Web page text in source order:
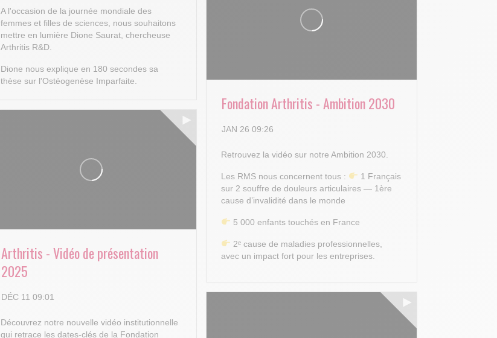
A l'occasion de la journée mondiale des
femmes et filles de sciences, nous souhaitons
mettre en lumière Dione Saurat, chercheuse
Arthritis R&D.
Dione nous explique en 180 secondes sa
thèse sur l'Ostéogenèse Imparfaite.
Fondation Arthritis - Ambition 2030
JAN 26 09:26
Retrouvez la vidéo sur notre Ambition 2030.
Les RMS nous concernent tous :
1 Français
sur 2 souffre de douleurs articulaires — 1ère
cause d’invalidité dans le monde
5 000 enfants touchés en France
2ᵉ cause de maladies professionnelles,
avec un impact fort pour les entreprises.
Arthritis - Vidéo de présentation
2025
DÉC 11 09:01
Découvrez notre nouvelle vidéo institutionnelle
qui retrace les dates-clés de la Fondation